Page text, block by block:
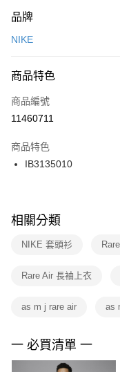
台灣樂天信用卡公司
【關於「AFTEE先享後付」】
便利好安心！
３．安心：先確認商品／服
【「AFTEE先享後付」結帳
１．於結帳方式選擇「
２．訂單成立數日內，您將
３．收到繳費通知簡訊後14
ATM／網路銀行／等多元方
※ 交易是否成功請以「
是否繳費成功／繳費後需取
客戶支援中心」
https://
１．透過由恩沛科技股份
權轉讓予恩沛科技股份有限
３．未成年的使用者請事
「AFTEE先享後付」，若
運送方式
每筆NT$100，滿
宅配
每筆NT$100，滿
付款後門市自取
每筆NT$100，滿
品牌
NIKE
商品特色
商品編號
11460711
商品特色
IB3135010
相關分類
NIKE 套頭衫
Rare Air 長袖上衣
as m j rare air as
一 必買清單 一